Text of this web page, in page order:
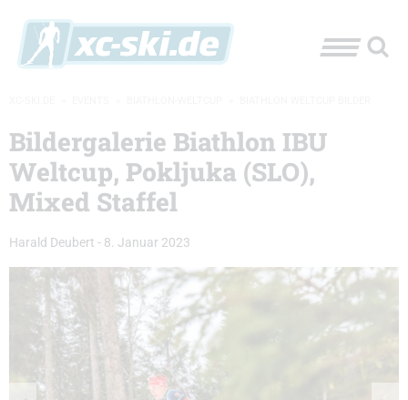
Bildergalerie Biathlon IBU
Weltcup, Pokljuka (SLO),
Mixed Staffel
Harald Deubert - 8. Januar 2023